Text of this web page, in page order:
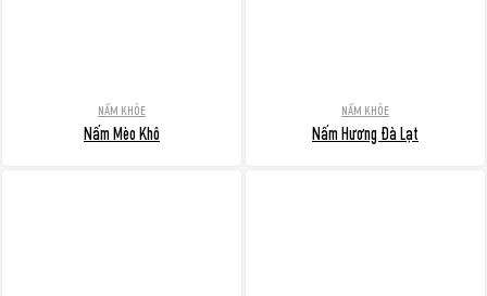
NẤM KHỎE
Nấm Mèo Khô
NẤM KHỎE
Nấm Hương Đà Lạt